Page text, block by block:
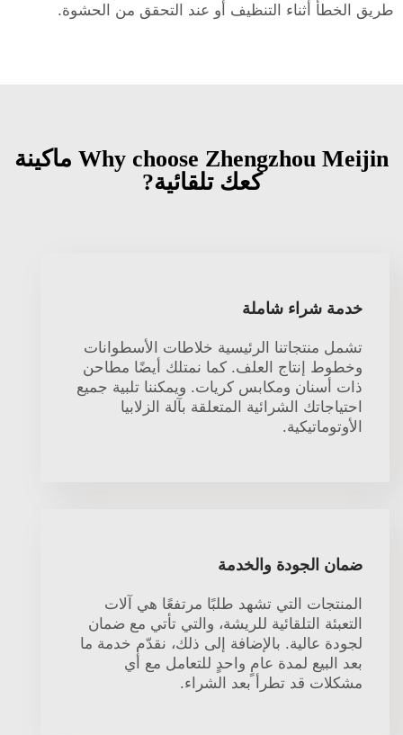
طريق الخطأ أثناء التنظيف أو عند التحقق من الحشوة.
Why choose Zhengzhou Meijin ماكينة
كعك تلقائية?
خدمة شراء شاملة
تشمل منتجاتنا الرئيسية خلاطات الأسطوانات
وخطوط إنتاج العلف. كما نمتلك أيضًا مطاحن
ذات أسنان ومكابس كريات. ويمكننا تلبية جميع
احتياجاتك الشرائية المتعلقة بآلة الزلابيا
الأوتوماتيكية.
ضمان الجودة والخدمة
المنتجات التي تشهد طلبًا مرتفعًا هي آلات
التعبئة التلقائية للريشة، والتي تأتي مع ضمان
لجودة عالية. بالإضافة إلى ذلك، نقدّم خدمة ما
بعد البيع لمدة عامٍ واحدٍ للتعامل مع أي
مشكلات قد تطرأ بعد الشراء.